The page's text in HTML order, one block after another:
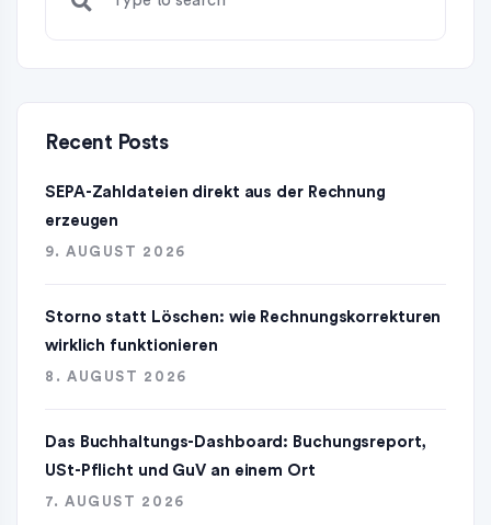
Recent Posts
SEPA-Zahldateien direkt aus der Rechnung
erzeugen
9. AUGUST 2026
Storno statt Löschen: wie Rechnungskorrekturen
wirklich funktionieren
8. AUGUST 2026
Das Buchhaltungs-Dashboard: Buchungsreport,
USt-Pflicht und GuV an einem Ort
7. AUGUST 2026